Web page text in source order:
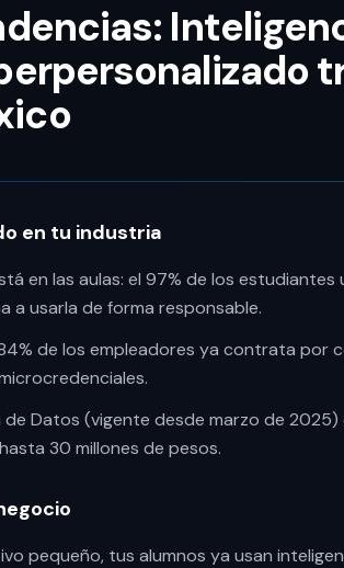
en tu industria
en las aulas: el 97% de los estudiantes
a usarla de forma responsable.
de los empleadores ya contrata por
Datos (vigente desde marzo de
30 millones de pesos.
pequeño, tus alumnos ya usan